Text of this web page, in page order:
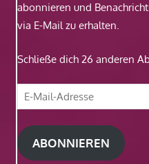
abonnieren und
via E-Mail zu erhalten.
Schließe dich 26 anderen
E-
Mail-
Adresse
ABONNIEREN